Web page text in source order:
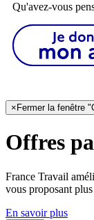
Qu'avez-vous
× Fermer la fenêtre
Offres
France Travail
vous proposant
En savoir plus